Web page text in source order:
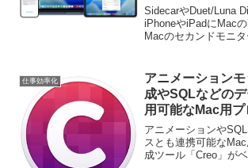
せる無料＆オープ
ンドモニターアプ
「OpenDisplay
SidecarやDuet/Luna
iPhoneやiPadにMac
Macのセカンドモニ
リリースされていま
仕事効率化
アニメーション
成やSQLなどの
用可能なMac用
ツール「Creo」
ーを募集中。
アニメーションや
スとも連携可能な
成ツール「Creo」が